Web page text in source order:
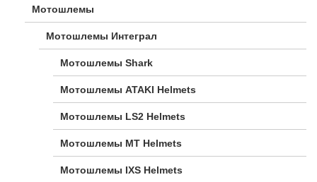
Мотошлемы
Мотошлемы Интеграл
Мотошлемы Shark
Мотошлемы ATAKI Helmets
Мотошлемы LS2 Helmets
Мотошлемы MT Helmets
Мотошлемы IXS Helmets